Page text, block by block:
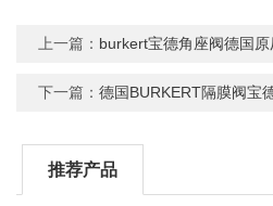
上一篇： burkert宝德角座阀德国
下一篇：德国BURKERT隔膜阀宝
推荐产品